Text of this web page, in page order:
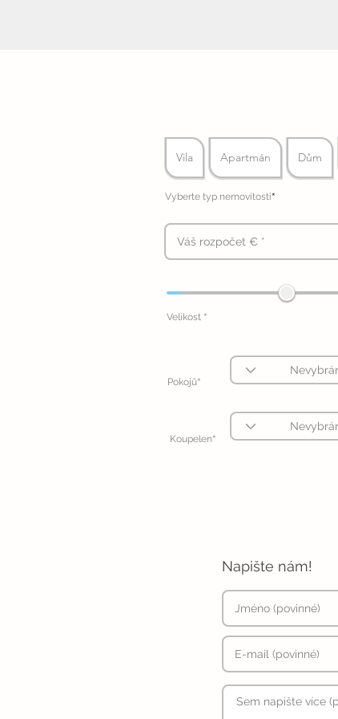
Vila Apartmán Dům
Vyberte typ nemovitosti*
Velikost *
Pokojů*
Koupelen*
Napište nám!